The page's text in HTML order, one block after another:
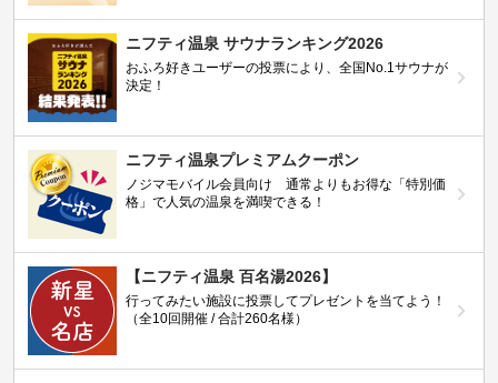
ニフティ温泉 サウナランキング2026
おふろ好きユーザーの投票により、全国No.1サウナが
決定！
ニフティ温泉プレミアムクーポン
ノジマモバイル会員向け 通常よりもお得な「特別価
格」で人気の温泉を満喫できる！
【ニフティ温泉 百名湯2026】
行ってみたい施設に投票してプレゼントを当てよう！
（全10回開催 / 合計260名様）